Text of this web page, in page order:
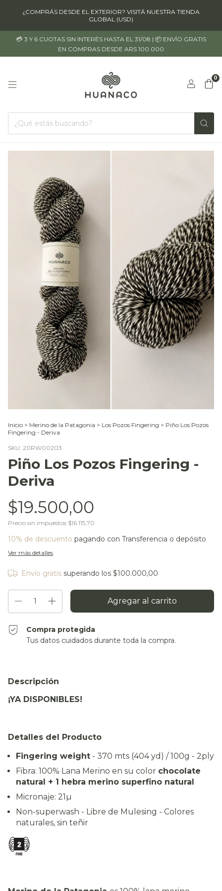
¿COMPRÁS DESDE EL EXTERIOR? VISITÁ NUESTRA TIENDA
GLOBAL (USD)
💳 3 Y 6 CUOTAS SIN INTERÉS HASTA EL 31/08 | 📦 ENVÍO GRATIS
EN COMPRAS DESDE ARS 100.000
0
Inicio > Merino de la Patagonia > Los Pozos Fingering > Piño Los Pozos
Fingering - Deriva
SKU: 20RW00203
Piño Los Pozos Fingering -
Deriva
$19.500,00
Precio sin impuestos $16.115,70
10% de descuento pagando con Transferencia o depósito
Ver más detalles
Envío gratis superando los $100.000,00
Compra protegida
Tus datos cuidados durante toda la compra.
Descripción
¡YA DISPONIBLES!
Detalles del Producto
Fingering weight - 370 mts (404 yd) / 100g - 2ply
Fibra: 100% Lana Merino en su color chocolate
natural + 1 hebra merino superfino natural
Micronaje: 21µ
Non-superwash - Libre de Mulesing - Colores
naturales, sin teñir